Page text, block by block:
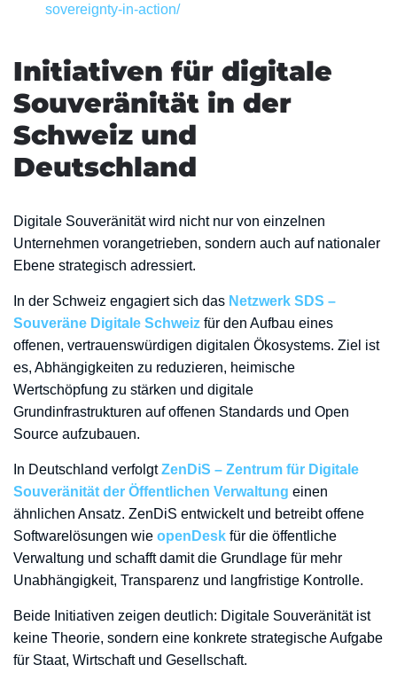
sovereignty-in-action/
Initiativen für digitale
Souveränität in der
Schweiz und
Deutschland
Digitale Souveränität wird nicht nur von einzelnen
Unternehmen vorangetrieben, sondern auch auf nationaler
Ebene strategisch adressiert.
In der Schweiz engagiert sich das Netzwerk SDS –
Souveräne Digitale Schweiz für den Aufbau eines
offenen, vertrauenswürdigen digitalen Ökosystems. Ziel ist
es, Abhängigkeiten zu reduzieren, heimische
Wertschöpfung zu stärken und digitale
Grundinfrastrukturen auf offenen Standards und Open
Source aufzubauen.
In Deutschland verfolgtZenDiS – Zentrum für Digitale
Souveränität der Öffentlichen Verwaltung einen
ähnlichen Ansatz. ZenDiS entwickelt und betreibt offene
Softwarelösungen wie openDesk für die öffentliche
Verwaltung und schafft damit die Grundlage für mehr
Unabhängigkeit, Transparenz und langfristige Kontrolle.
Beide Initiativen zeigen deutlich: Digitale Souveränität ist
keine Theorie, sondern eine konkrete strategische Aufgabe
für Staat, Wirtschaft und Gesellschaft.